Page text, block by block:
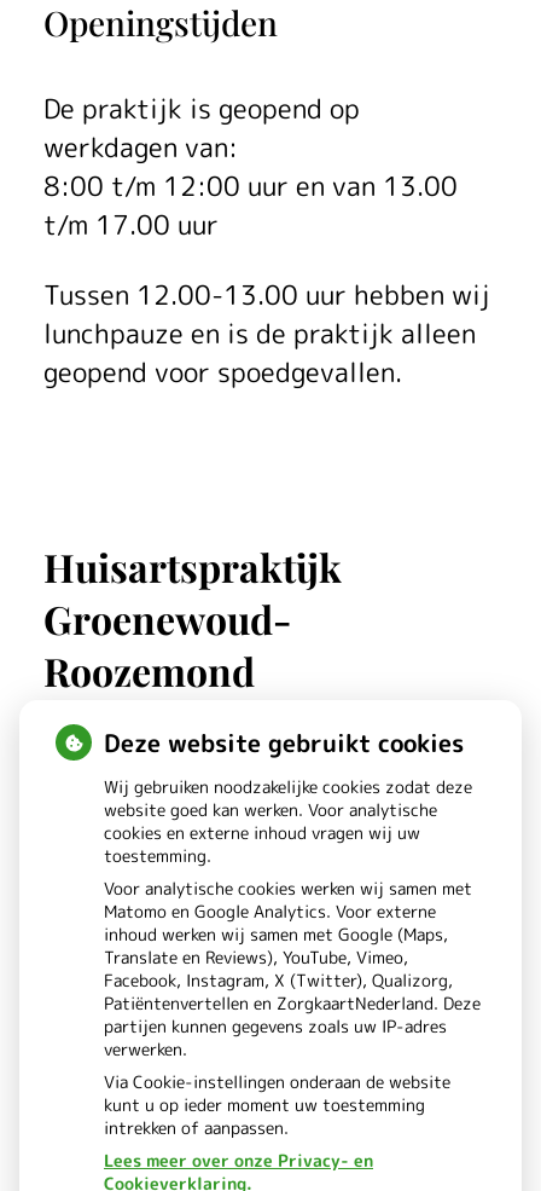
Openingstijden
De praktijk is geopend op
werkdagen van:
8:00 t/m 12:00 uur en van 13.00
t/m 17.00 uur
Tussen 12.00-13.00 uur hebben wij
lunchpauze en is de praktijk alleen
geopend voor spoedgevallen.
Huisartspraktijk
Groenewoud-
Roozemond
Duivenwal161
3901 ZJVeenendaal
Bezoek
onze
facebook
pagina
Bezoek
onze
Instagram
pagina
Deze website gebruikt cookies
Wij gebruiken noodzakelijke cookies zodat deze
website goed kan werken. Voor analytische
cookies en externe inhoud vragen wij uw
toestemming.
Voor analytische cookies werken wij samen met
Matomo en Google Analytics. Voor externe
inhoud werken wij samen met Google (Maps,
Translate en Reviews), YouTube, Vimeo,
Facebook, Instagram, X (Twitter), Qualizorg,
Patiëntenvertellen en ZorgkaartNederland. Deze
partijen kunnen gegevens zoals uw IP-adres
verwerken.
Via Cookie-instellingen onderaan de website
kunt u op ieder moment uw toestemming
intrekken of aanpassen.
Lees meer over onze Privacy- en
Cookieverklaring.